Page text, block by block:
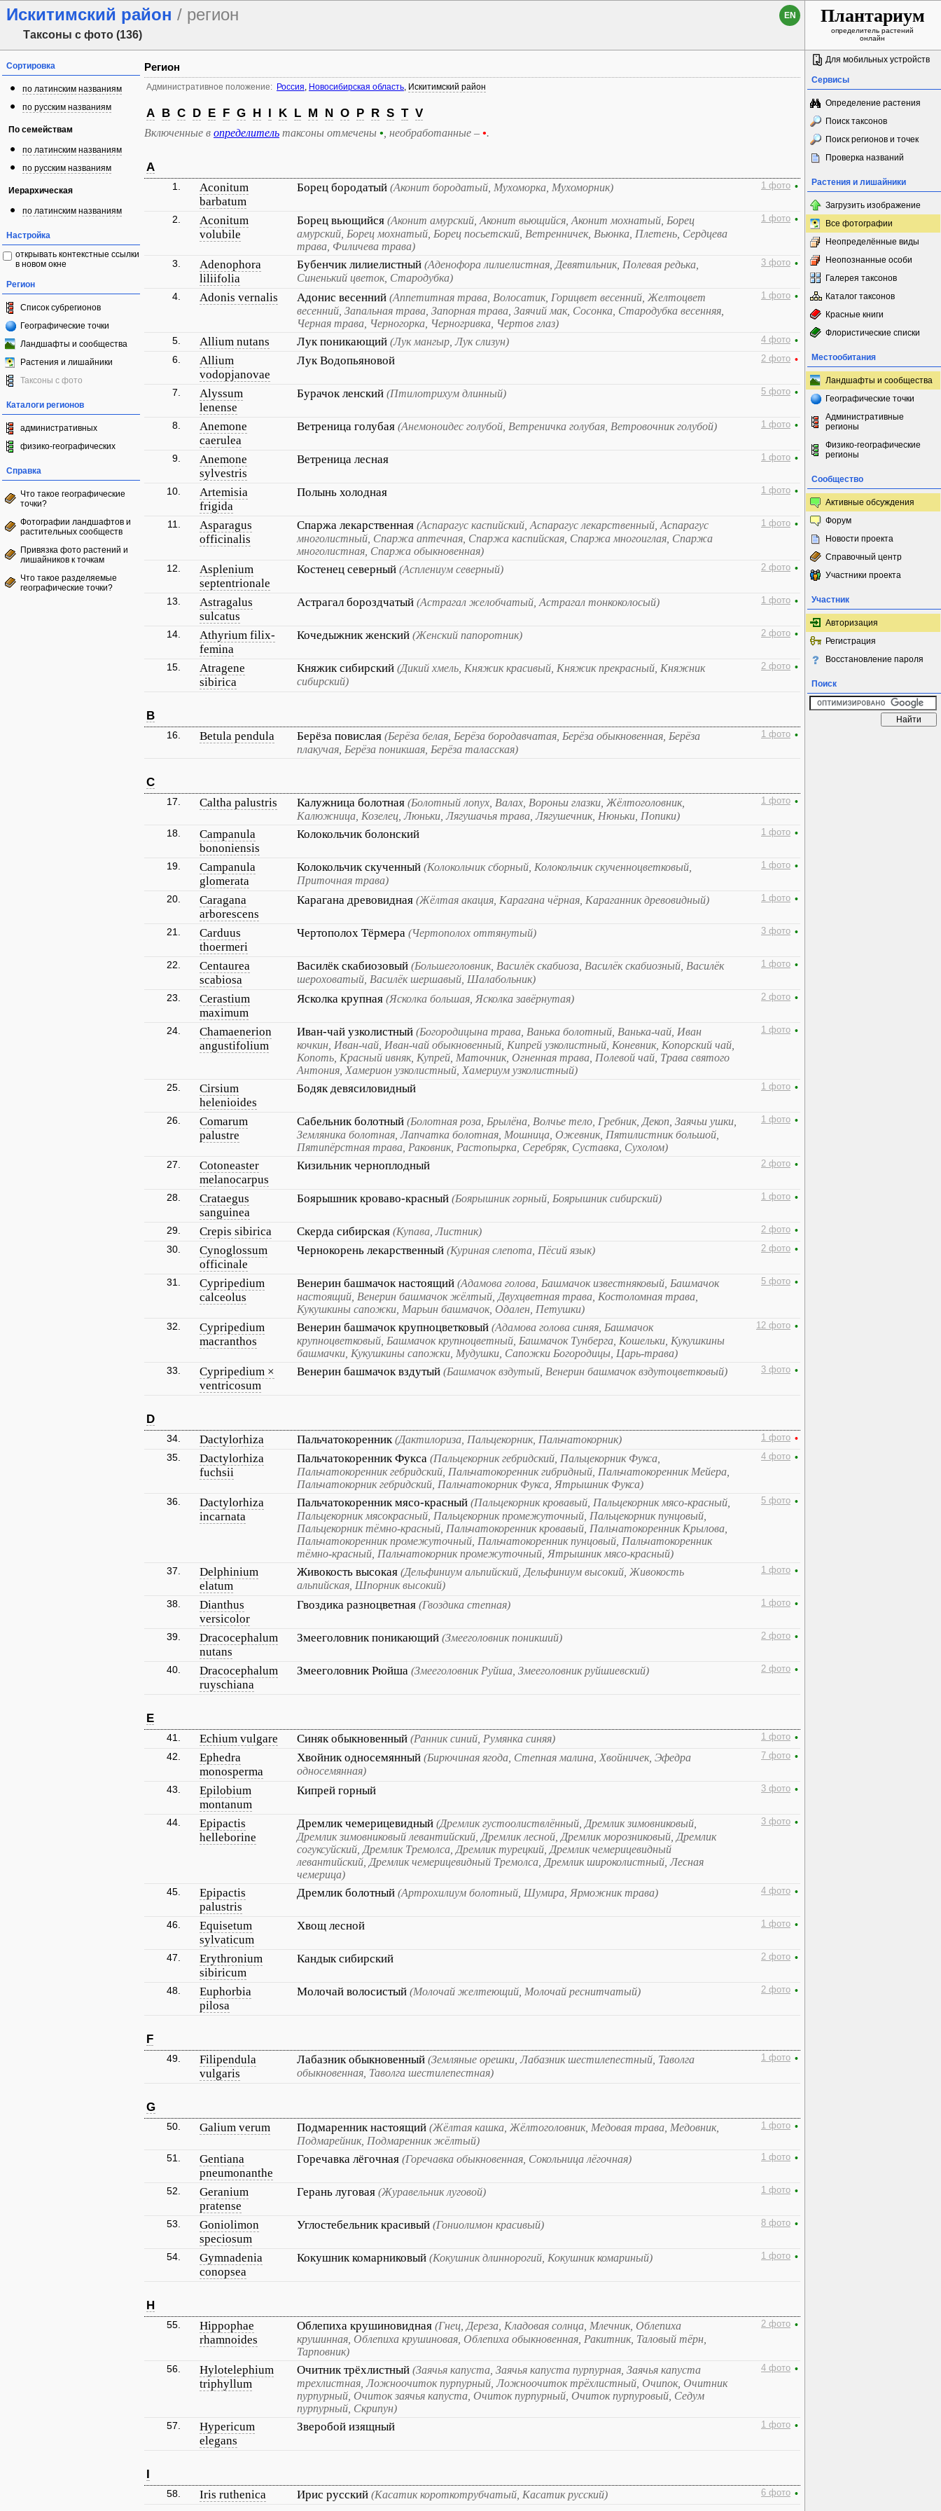
Искитимский район / регион
Таксоны с фото (136)
EN Плантариум
определитель растений
онлайн
Сортировка
по латинским названиям
по русским названиям
По семействам
по латинским названиям
по русским названиям
Иерархическая
по латинским названиям
Настройка
открывать контекстные ссылки
в новом окне
Регион
Список субрегионов
Географические точки
Ландшафты и сообщества
Растения и лишайники
Таксоны с фото
Каталоги регионов
административных
физико-географических
Справка
Что такое географические
точки?
Фотографии ландшафтов и
растительных сообществ
Привязка фото растений и
лишайников к точкам
Что такое разделяемые
географические точки?
Регион
Административное положение: Россия, Новосибирская область, Искитимский район
A B C D E F G H I K L M N O P R S T V
Включенные в определитель таксоны отмечены • , необработанные – •.
A
1.
Aconitum
barbatum
Борец бородатый (Аконит бородатый, Мухоморка, Мухоморник) 1 фото •
2.
Aconitum
volubile
Борец вьющийся (Аконит амурский, Аконит вьющийся, Аконит мохнатый, Борец
амурский, Борец мохнатый, Борец посьетский, Ветренничек, Вьюнка, Плетень, Сердцева
трава, Филичева трава)
1 фото •
3.
Adenophora
liliifolia
Бубенчик лилиелистный (Аденофора лилиелистная, Девятильник, Полевая редька,
Синенький цветок, Стародубка)
3 фото •
4. Adonis vernalis Адонис весенний (Аппетитная трава, Волосатик, Горицвет весенний, Желтоцвет
весенний, Запальная трава, Запорная трава, Заячий мак, Сосонка, Стародубка весенняя,
Черная трава, Черногорка, Черногривка, Чертов глаз)
1 фото •
5. Allium nutans Лук поникающий (Лук мангыр, Лук слизун) 4 фото •
6.
Allium
vodopjanovae
Лук Водопьяновой 2 фото •
7.
Alyssum
lenense
Бурачок ленский (Птилотрихум длинный) 5 фото •
8.
Anemone
caerulea
Ветреница голубая (Анемоноидес голубой, Ветреничка голубая, Ветровочник голубой) 1 фото •
9.
Anemone
sylvestris
Ветреница лесная 1 фото •
10.
Artemisia
frigida
Полынь холодная 1 фото •
11.
Asparagus
officinalis
Спаржа лекарственная (Аспарагус каспийский, Аспарагус лекарственный, Аспарагус
многолистный, Спаржа аптечная, Спаржа каспийская, Спаржа многоиглая, Спаржа
многолистная, Спаржа обыкновенная)
1 фото •
12.
Asplenium
septentrionale
Костенец северный (Асплениум северный) 2 фото •
13.
Astragalus
sulcatus
Астрагал бороздчатый (Астрагал желобчатый, Астрагал тонкоколосый) 1 фото •
14.
Athyrium filix-
femina
Кочедыжник женский (Женский папоротник) 2 фото •
15.
Atragene
sibirica
Княжик сибирский (Дикий хмель, Княжик красивый, Княжик прекрасный, Княжник
сибирский)
2 фото •
B
16. Betula pendula Берёза повислая (Берёза белая, Берёза бородавчатая, Берёза обыкновенная, Берёза
плакучая, Берёза поникшая, Берёза таласская)
1 фото •
C
17. Caltha palustris Калужница болотная (Болотный лопух, Валах, Вороньи глазки, Жёлтоголовник,
Калюжница, Козелец, Люньки, Лягушачья трава, Лягушечник, Нюньки, Попики)
1 фото •
18.
Campanula
bononiensis
Колокольчик болонский 1 фото •
19.
Campanula
glomerata
Колокольчик скученный (Колокольчик сборный, Колокольчик скученноцветковый,
Приточная трава)
1 фото •
20.
Caragana
arborescens
Карагана древовидная (Жёлтая акация, Карагана чёрная, Караганник древовидный) 1 фото •
21.
Carduus
thoermeri
Чертополох Тёрмера (Чертополох оттянутый) 3 фото •
22.
Centaurea
scabiosa
Василёк скабиозовый (Большеголовник, Василёк скабиоза, Василёк скабиозный, Василёк
шероховатый, Василёк шершавый, Шалабольник)
1 фото •
23.
Cerastium
maximum
Ясколка крупная (Ясколка большая, Ясколка завёрнутая) 2 фото •
24.
Chamaenerion
angustifolium
Иван-чай узколистный (Богородицына трава, Ванька болотный, Ванька-чай, Иван
кочкин, Иван-чай, Иван-чай обыкновенный, Кипрей узколистный, Коневник, Копорский чай,
Копоть, Красный ивняк, Купрей, Маточник, Огненная трава, Полевой чай, Трава святого
Антония, Хамерион узколистный, Хамериум узколистный)
1 фото •
25.
Cirsium
helenioides
Бодяк девясиловидный 1 фото •
26.
Comarum
palustre
Сабельник болотный (Болотная роза, Брылёна, Волчье тело, Гребник, Декоп, Заячьи ушки,
Земляника болотная, Лапчатка болотная, Мошница, Ожевник, Пятилистник большой,
Пятипёрстная трава, Раковник, Растопырка, Серебряк, Суставка, Сухолом)
1 фото •
27.
Cotoneaster
melanocarpus
Кизильник черноплодный 2 фото •
28.
Crataegus
sanguinea
Боярышник кроваво-красный (Боярышник горный, Боярышник сибирский) 1 фото •
29. Crepis sibirica Скерда сибирская (Купава, Листник) 2 фото •
30.
Cynoglossum
officinale
Чернокорень лекарственный (Куриная слепота, Пёсий язык) 2 фото •
31.
Cypripedium
calceolus
Венерин башмачок настоящий (Адамова голова, Башмачок известняковый, Башмачок
настоящий, Венерин башмачок жёлтый, Двухцветная трава, Костоломная трава,
Кукушкины сапожки, Марьин башмачок, Одален, Петушки)
5 фото •
32.
Cypripedium
macranthos
Венерин башмачок крупноцветковый (Адамова голова синяя, Башмачок
крупноцветковый, Башмачок крупноцветный, Башмачок Тунберга, Кошельки, Кукушкины
башмачки, Кукушкины сапожки, Мудушки, Сапожки Богородицы, Царь-трава)
12 фото •
33.
Cypripedium ×
ventricosum
Венерин башмачок вздутый (Башмачок вздутый, Венерин башмачок вздутоцветковый) 3 фото •
D
34. Dactylorhiza Пальчатокоренник(Дактилориза, Пальцекорник, Пальчатокорник) 1 фото •
35.
Dactylorhiza
fuchsii
Пальчатокоренник Фукса (Пальцекорник гебридский, Пальцекорник Фукса,
Пальчатокоренник гебридский, Пальчатокоренник гибридный, Пальчатокоренник Мейера,
Пальчатокорник гебридский, Пальчатокорник Фукса, Ятрышник Фукса)
4 фото •
36.
Dactylorhiza
incarnata
Пальчатокоренник мясо-красный (Пальцекорник кровавый, Пальцекорник мясо-красный,
Пальцекорник мясокрасный, Пальцекорник промежуточный, Пальцекорник пунцовый,
Пальцекорник тёмно-красный, Пальчатокоренник кровавый, Пальчатокоренник Крылова,
Пальчатокоренник промежуточный, Пальчатокоренник пунцовый, Пальчатокоренник
тёмно-красный, Пальчатокорник промежуточный, Ятрышник мясо-красный)
5 фото •
37.
Delphinium
elatum
Живокость высокая (Дельфиниум альпийский, Дельфиниум высокий, Живокость
альпийская, Шпорник высокий)
1 фото •
38.
Dianthus
versicolor
Гвоздика разноцветная (Гвоздика степная) 1 фото •
39.
Dracocephalum
nutans
Змееголовник поникающий (Змееголовник поникший) 2 фото •
40.
Dracocephalum
ruyschiana
Змееголовник Рюйша (Змееголовник Руйша, Змееголовник руйшиевский) 2 фото •
E
41. Echium vulgare Синяк обыкновенный (Ранник синий, Румянка синяя) 1 фото •
42.
Ephedra
monosperma
Хвойник односемянный (Бирючиная ягода, Степная малина, Хвойничек, Эфедра
односемянная)
7 фото •
43.
Epilobium
montanum
Кипрей горный 3 фото •
44.
Epipactis
helleborine
Дремлик чемерицевидный (Дремлик густоолиствлённый, Дремлик зимовниковый,
Дремлик зимовниковый левантийский, Дремлик лесной, Дремлик морозниковый, Дремлик
согуксуйский, Дремлик Тремолса, Дремлик турецкий, Дремлик чемерицевидный
левантийский, Дремлик чемерицевидный Тремолса, Дремлик широколистный, Лесная
чемерица)
3 фото •
45.
Epipactis
palustris
Дремлик болотный (Артрохилиум болотный, Шумира, Ярможник трава) 4 фото •
46.
Equisetum
sylvaticum
Хвощ лесной 1 фото •
47.
Erythronium
sibiricum
Кандык сибирский 2 фото •
48.
Euphorbia
pilosa
Молочай волосистый (Молочай желтеющий, Молочай реснитчатый) 2 фото •
F
49.
Filipendula
vulgaris
Лабазник обыкновенный (Земляные орешки, Лабазник шестилепестный, Таволга
обыкновенная, Таволга шестилепестная)
1 фото •
G
50. Galium verum Подмаренник настоящий (Жёлтая кашка, Жёлтоголовник, Медовая трава, Медовник,
Подмарейник, Подмаренник жёлтый)
1 фото •
51.
Gentiana
pneumonanthe
Горечавка лёгочная (Горечавка обыкновенная, Сокольница лёгочная) 1 фото •
52.
Geranium
pratense
Герань луговая (Журавельник луговой) 1 фото •
53.
Goniolimon
speciosum
Углостебельник красивый (Гониолимон красивый) 8 фото •
54.
Gymnadenia
conopsea
Кокушник комарниковый (Кокушник длиннорогий, Кокушник комариный) 1 фото •
H
55.
Hippophae
rhamnoides
Облепиха крушиновидная (Гнец, Дереза, Кладовая солнца, Млечник, Облепиха
крушинная, Облепиха крушиновая, Облепиха обыкновенная, Ракитник, Таловый тёрн,
Тарповник)
2 фото •
56.
Hylotelephium
triphyllum
Очитник трёхлистный (Заячья капуста, Заячья капуста пурпурная, Заячья капуста
трехлистная, Ложноочиток пурпурный, Ложноочиток трёхлистный, Очипок, Очитник
пурпурный, Очиток заячья капуста, Очиток пурпурный, Очиток пурпуровый, Седум
пурпурный, Скрипун)
4 фото •
57.
Hypericum
elegans
Зверобой изящный 1 фото •
I
58. Iris ruthenica Ирис русский (Касатик короткотрубчатый, Касатик русский) 6 фото •
Для мобильных устройств
Сервисы
Определение растения
Поиск таксонов
Поиск регионов и точек
Проверка названий
Растения и лишайники
Загрузить изображение
Все фотографии
Неопределённые виды
Неопознанные особи
Галерея таксонов
Каталог таксонов
Красные книги
Флористические списки
Местообитания
Ландшафты и сообщества
Географические точки
Административные
регионы
Физико-географические
регионы
Сообщество
Активные обсуждения
Форум
Новости проекта
Справочный центр
Участники проекта
Участник
Авторизация
Регистрация
Восстановление пароля
Поиск